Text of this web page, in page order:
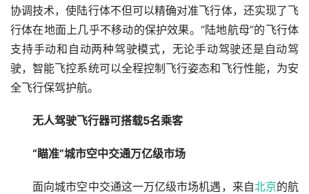
协调技术，使陆行体不但可以精确对准飞行体，还实现了飞
行体在地面上几乎不移动的保护效果。“陆地航母”的飞行体
支持手动和自动两种驾驶模式，无论手动驾驶还是自动驾
驶，智能飞控系统可以全程控制飞行姿态和飞行性能，为安
全飞行保驾护航。
无人驾驶飞行器可搭载5名乘客
“瞄准”城市空中交通万亿级市场
面向城市空中交通这一万亿级市场机遇，来自北京的航